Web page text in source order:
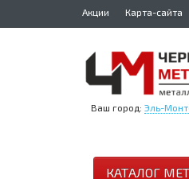
Акции Карта-сайта
Ваш город: Эль-
КАТАЛОГ